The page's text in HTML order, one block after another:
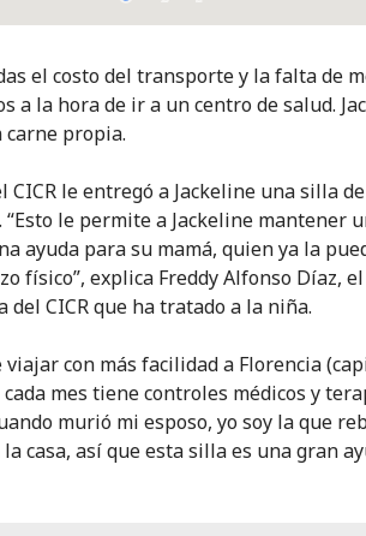
el costo del transporte y la falta de
a la hora de ir a un centro de salud.
carne propia.
CICR le entregó a Jackeline una silla
le permite a Jackeline mantener
ayuda para su mamá, quien ya la
físico”, explica Freddy Alfonso Díaz,
CICR que ha tratado a la niña.
viajar con más facilidad a Florencia
mes tiene controles médicos y
murió mi esposo, yo soy la que
casa, así que esta silla es una gran